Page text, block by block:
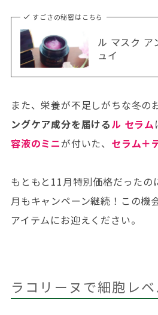
すごさの秘密はこちら
ル マスク ア
ュイ
また、栄養が不足しがちな冬の
ングケア成分を届けるル セラム
容液のミニが付いた、 セラム＋
もともと11月特別価格だったの
月もキャンペーン継続！この機
アイテムにお迎えください。
ラコリーヌで細胞レ